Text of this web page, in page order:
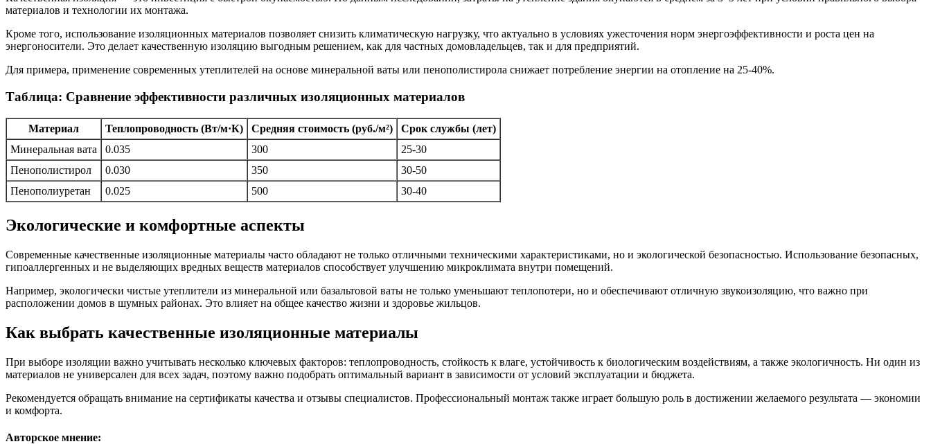
материалов и технологии их монтажа.
Кроме того, использование изоляционных материалов позволяет снизить климатическую нагрузку, что актуально в условиях ужесточения норм энергоэффективности и роста цен на
энергоносители. Это делает качественную изоляцию выгодным решением, как для частных домовладельцев, так и для предприятий.
Для примера, применение современных утеплителей на основе минеральной ваты или пенополистирола снижает потребление энергии на отопление на 25-40%.
Таблица: Сравнение эффективности различных изоляционных материалов
Материал Теплопроводность (Вт/м·К) Средняя стоимость (руб./м²)
Срок службы (лет)
Минеральная вата
0.035 300
25-30
Пенополистирол
0.030 350
30-50
Пенополиуретан
0.025 500 30-40
Экологические и комфортные аспекты
Современные качественные изоляционные материалы часто обладают не только отличными техническими характеристиками, но и экологической безопасностью. Использование безопасных,
гипоаллергенных и не выделяющих вредных веществ материалов способствует улучшению микроклимата внутри помещений.
Например, экологически чистые утеплители из минеральной или базальтовой ваты не только уменьшают теплопотери, но и обеспечивают отличную звукоизоляцию, что важно при
расположении домов в шумных районах. Это влияет на общее качество жизни и здоровье жильцов.
Как выбрать качественные изоляционные материалы
При выборе изоляции важно учитывать несколько ключевых факторов: теплопроводность, стойкость к влаге, устойчивость к биологическим воздействиям, а также экологичность. Ни один из
материалов не универсален для всех задач, поэтому важно подобрать оптимальный вариант в зависимости от условий эксплуатации и бюджета.
Рекомендуется обращать внимание на сертификаты качества и отзывы специалистов. Профессиональный монтаж также играет большую роль в достижении желаемого результата — экономии
и комфорта.
Авторское мнение: